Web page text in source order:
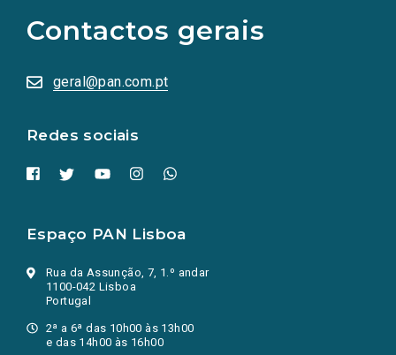
Contactos gerais
geral@pan.com.pt
Redes sociais
redes
sociais
numa
nova
Espaço PAN Lisboa
Rua da Assunção, 7, 1.º andar
1100-042 Lisboa
Portugal
2ª a 6ª das 10h00 às 13h00
e das 14h00 às 16h00